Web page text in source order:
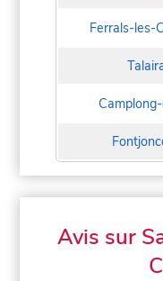
Ferrals-les-
Avis sur